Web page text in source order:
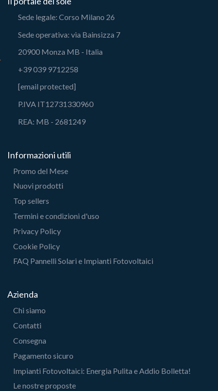
Sede legale: Corso Milano 26
Sede operativa: via Bainsizza 7
20900 Monza MB - Italia
+39 039 9712258
[email protected]
P.IVA IT12731330960
REA: MB - 2681249
Informazioni utili
Promo del Mese
Nuovi prodotti
Top sellers
Termini e condizioni d'uso
Privacy Policy
Cookie Policy
FAQ Pannelli Solari e Impianti Fotovoltaici
Azienda
Chi siamo
Contatti
Consegna
Pagamento sicuro
Impianti Fotovoltaici: Energia Pulita e Addio Bolletta!
Le nostre proposte